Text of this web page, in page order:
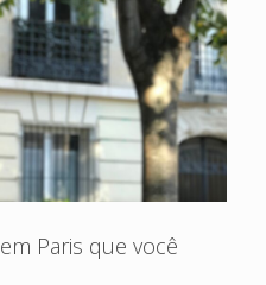
Paris que você